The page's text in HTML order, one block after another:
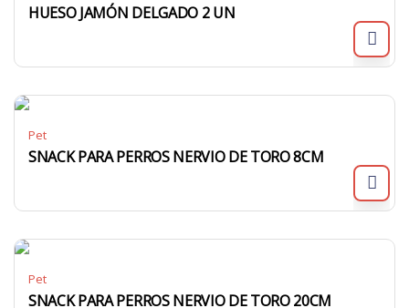
HUESO JAMÓN DELGADO 2 UN
Pet
SNACK PARA PERROS NERVIO DE TORO 8CM
Pet
SNACK PARA PERROS NERVIO DE TORO 20CM